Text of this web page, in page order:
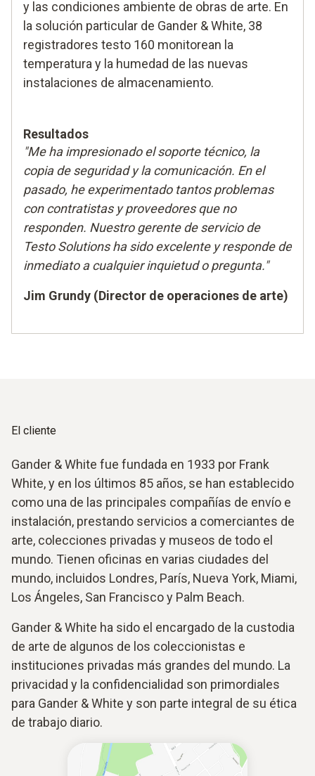
y las condiciones ambiente de obras de arte. En
la solución particular de Gander & White, 38
registradores testo 160 monitorean la
temperatura y la humedad de las nuevas
instalaciones de almacenamiento.
Resultados
"Me ha impresionado el soporte técnico, la
copia de seguridad y la comunicación. En el
pasado, he experimentado tantos problemas
con contratistas y proveedores que no
responden. Nuestro gerente de servicio de
Testo Solutions ha sido excelente y responde de
inmediato a cualquier inquietud o pregunta."
Jim Grundy (Director de operaciones de arte)
El cliente
Gander & White fue fundada en 1933 por Frank
White, y en los últimos 85 años, se han establecido
como una de las principales compañías de envío e
instalación, prestando servicios a comerciantes de
arte, colecciones privadas y museos de todo el
mundo. Tienen oficinas en varias ciudades del
mundo, incluidos Londres, París, Nueva York, Miami,
Los Ángeles, San Francisco y Palm Beach.
Gander & White ha sido el encargado de la custodia
de arte de algunos de los coleccionistas e
instituciones privadas más grandes del mundo. La
privacidad y la confidencialidad son primordiales
para Gander & White y son parte integral de su ética
de trabajo diario.